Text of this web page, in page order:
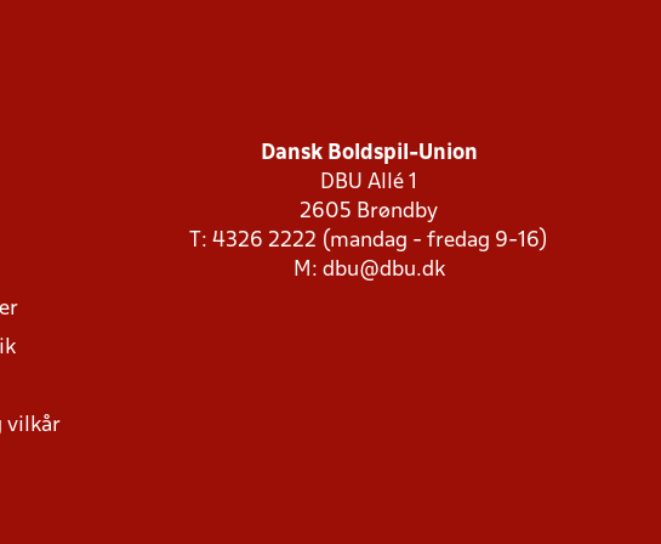
vilkår
Dansk Boldspil-Union
DBU Allé 1
2605 Brøndby
T: 4326 2222 (mandag - fredag 9-16)
M: dbu@dbu.dk